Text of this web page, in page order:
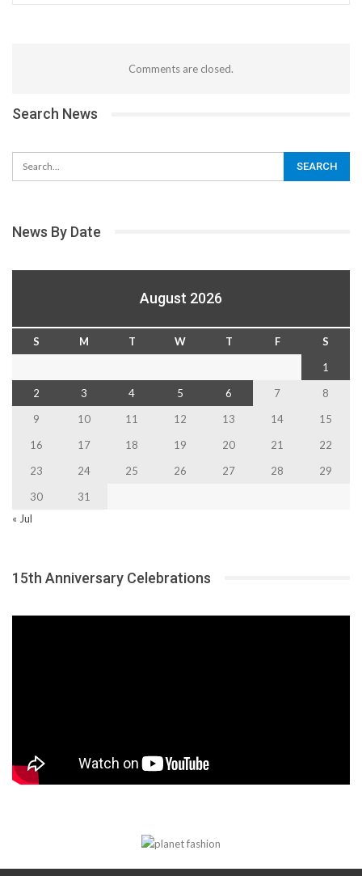
Comments are closed.
Search News
News By Date
August 2026
S M T W T F
S
1
2
3 4 5 6 7
8
9
10 11 12 13 14
15
16
17 18 19 20 21
22
23
24 25 26 27 28
29
30
31
« Jul
15th Anniversary Celebrations